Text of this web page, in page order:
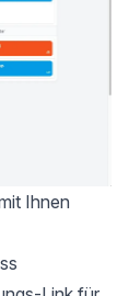
Ihnen